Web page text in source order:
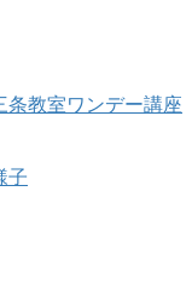
条教室ワンデー講座
子